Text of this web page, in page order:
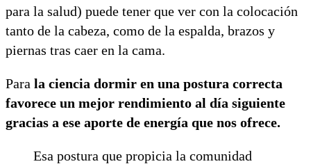
para la salud) puede tener que ver con la colocación
tanto de la cabeza, como de la espalda, brazos y
piernas tras caer en la cama.
Para la ciencia dormir en una postura correcta
favorece un mejor rendimiento al día siguiente
gracias a ese aporte de energía que nos ofrece.
Esa postura que propicia la comunidad